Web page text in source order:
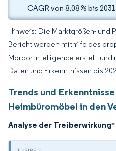
CAGR von 8,08 % bis
Hinweis: Die Marktgrößen- und
Bericht werden mithilfe des
Mordor Intelligence erstellt
Daten und Erkenntnissen bis
Trends und
Heimbüromöbel in den
Analyse der Treiberwirkung*